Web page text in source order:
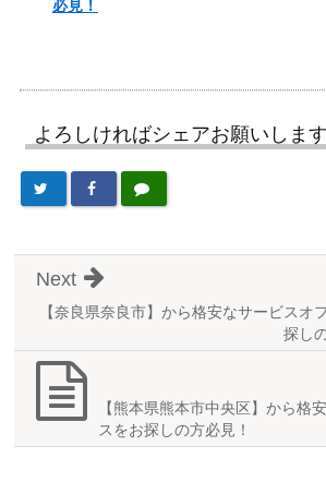
必見！
よろしければシェアお願いします
【奈良県奈良市】から格安なサービスオ
探し
Next
【熊本県熊本市中央区】から格
スをお探しの方必見！